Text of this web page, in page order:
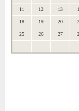
11 12 13
18 19 20
25 26 27